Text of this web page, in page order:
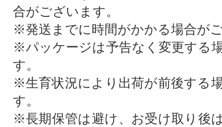
合がございます。
※発送までに時間がかかる場合が
※パッケージは予告なく変更する
す。
※生育状況により出荷が前後する
す。
※長期保管は避け、お受け取り後